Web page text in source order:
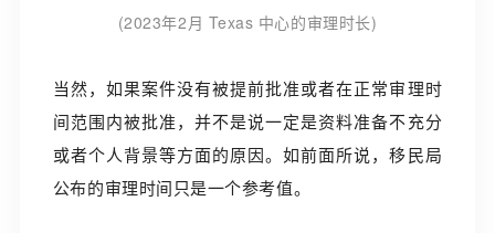
(2023年2月 Texas 中心的审理时长)
当然，如果案件没有被提前批准或者在正常审理时
间范围内被批准，并不是说一定是资料准备不充分
或者个人背景等方面的原因。如前面所说，移民局
公布的审理时间只是一个参考值。